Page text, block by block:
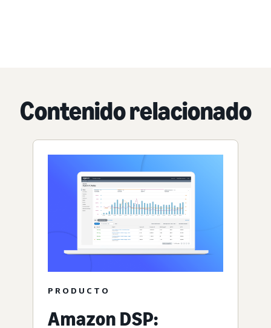
Contenido relacionado
PRODUCTO
Amazon DSP: